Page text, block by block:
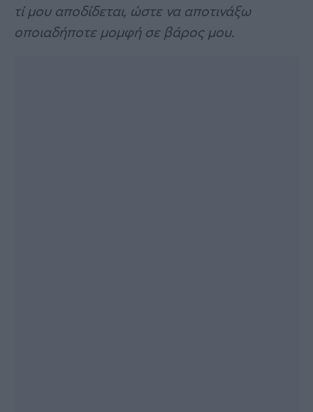
τί μου αποδίδεται, ώστε να αποτινάξω
οποιαδήποτε μομφή σε βάρος μου.